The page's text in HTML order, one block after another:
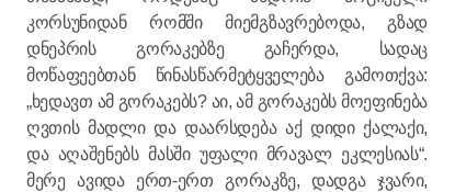
კორსუნიდან რომში მიემგზავრებოდა, გზად
დნეპრის გორაკებზე გაჩერდა, სადაც
მოწაფეებთან წინასწარმეტყველება გამოთქვა:
„ხედავთ ამ გორაკებს? აი, ამ გორაკებს მოეფინება
ღვთის მადლი და დაარსდება აქ დიდი ქალაქი,
და აღაშენებს მასში უფალი მრავალ ეკლესიას“.
მერე ავიდა ერთ-ერთ გორაკზე, დადგა ჯვარი,